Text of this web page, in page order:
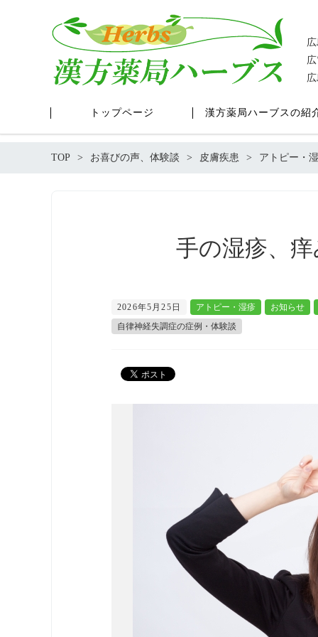
トップページ 漢方薬局ハーブスの紹
TOP お喜びの声、体験談 皮膚疾患 アトピー・
手の湿疹、
2026年5月25日 アトピー・湿疹
お知らせ
自律神経失調症の症例・体験談